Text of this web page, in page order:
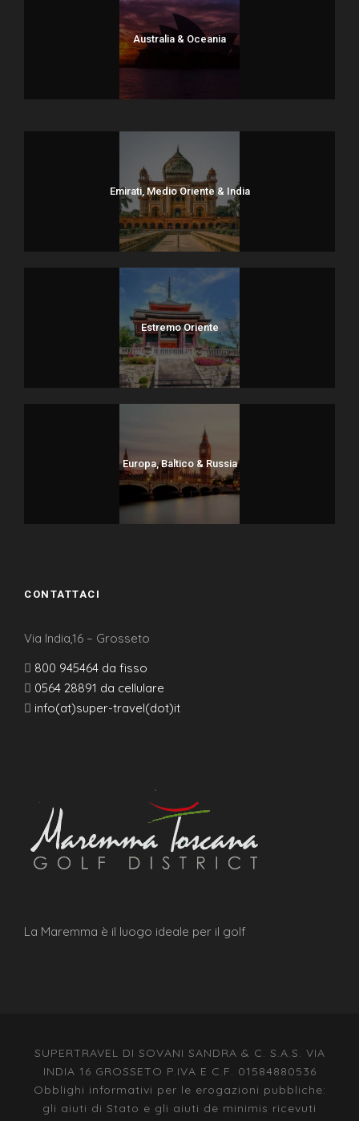
Australia & Oceania
Emirati, Medio Oriente & India
Estremo Oriente
Europa, Baltico & Russia
CONTATTACI
Via India,16 – Grosseto
800 945464 da fisso
0564 28891 da cellulare
info(at)super-travel(dot)it
La Maremma è il luogo ideale per il golf
SUPERTRAVEL DI SOVANI SANDRA & C. S.A.S. VIA
INDIA 16 GROSSETO P.IVA E C.F. 01584880536
Obblighi informativi per le erogazioni pubbliche:
gli aiuti di Stato e gli aiuti de minimis ricevuti